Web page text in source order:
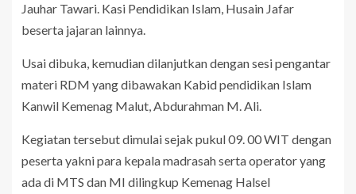
Jauhar Tawari. Kasi Pendidikan Islam, Husain Jafar
beserta jajaran lainnya.
Usai dibuka, kemudian dilanjutkan dengan sesi pengantar
materi RDM yang dibawakan Kabid pendidikan Islam
Kanwil Kemenag Malut, Abdurahman M. Ali.
Kegiatan tersebut dimulai sejak pukul 09.00 WIT dengan
peserta yakni para kepala madrasah serta operator yang
ada di MTS dan MI dilingkup Kemenag Halsel